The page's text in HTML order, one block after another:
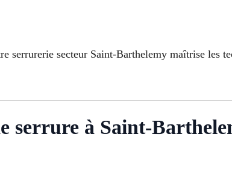
serrurerie secteur Saint-Barthelemy maîtrise les
serrure à Saint-